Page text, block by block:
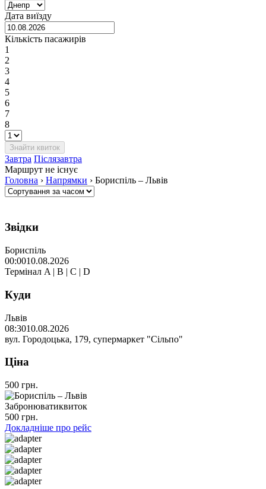
Дата виїзду
Кількість пасажирів
1
2
3
4
5
6
7
8
Завтра Післязавтра
Маршрут не існує
Головна › Напрямки › Бориспіль – Львів
Звідки
Бориспіль
00:0010.08.2026
Термінал A | B | C | D
Куди
Львів
08:3010.08.2026
вул. Городоцька, 179, супермаркет "Сільпо"
Ціна
500 грн.
Забронюватиквиток
500 грн.
Докладніше про рейс